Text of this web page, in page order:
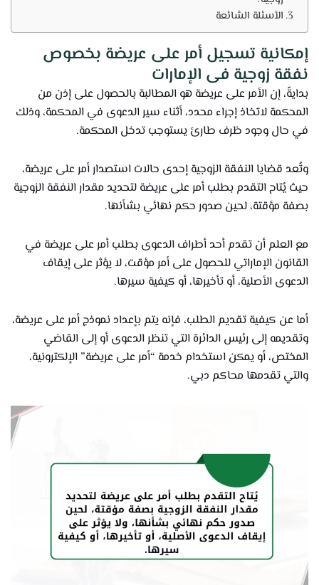
الأسئلة الشائعة
إمكانية تسجيل أمر على عريضة بخصوص
نفقة زوجية فى الإمارات
بدايةً، إن الأمر على عريضة هو المطالبة بالحصول على إذن من
المحكمة لاتخاذ إجراء محدد، أثناء سير الدعوى في المحكمة، وذلك
في حال وجود ظرف طارئ يستوجب تدخل المحكمة.
وتُعد قضايا النفقة الزوجية إحدى حالات استصدار أمر على عريضة،
حيث يُتاح التقدم بطلب أمر على عريضة لتحديد مقدار النفقة الزوجية
بصفة مؤقتة، لحين صدور حكم نهائي بشأنها.
مع العلم أن تقدم أحد أطراف الدعوى بطلب أمر على عريضة في
القانون الإماراتي للحصول على أمر مؤقت، لا يؤثر على إيقاف
الدعوى الأصلية، أو تأخيرها، أو كيفية سيرها.
أما عن كيفية تقديم الطلب، فإنه يتم بإعداد نموذج أمر على عريضة،
وتقديمه إلى رئيس الدائرة التي تنظر الدعوى أو إلى القاضي
المختص، أو يمكن استخدام خدمة “أمر على عريضة” الإلكترونية،
والتي تقدمها محاكم دبي.